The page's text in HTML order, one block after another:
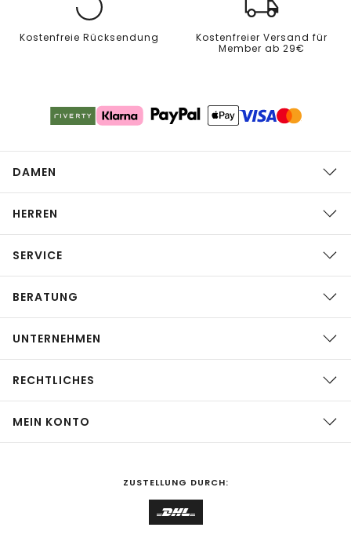
Kostenfreie Rücksendung
Kostenfreier Versand für
Member ab 29€
DAMEN
HERREN
SERVICE
BERATUNG
UNTERNEHMEN
RECHTLICHES
MEIN KONTO
ZUSTELLUNG DURCH: